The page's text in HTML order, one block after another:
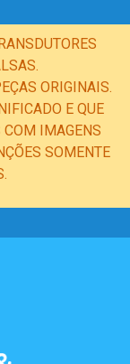
ORIGINAIS.
E QUE
COM IMAGENS
SOMENTE